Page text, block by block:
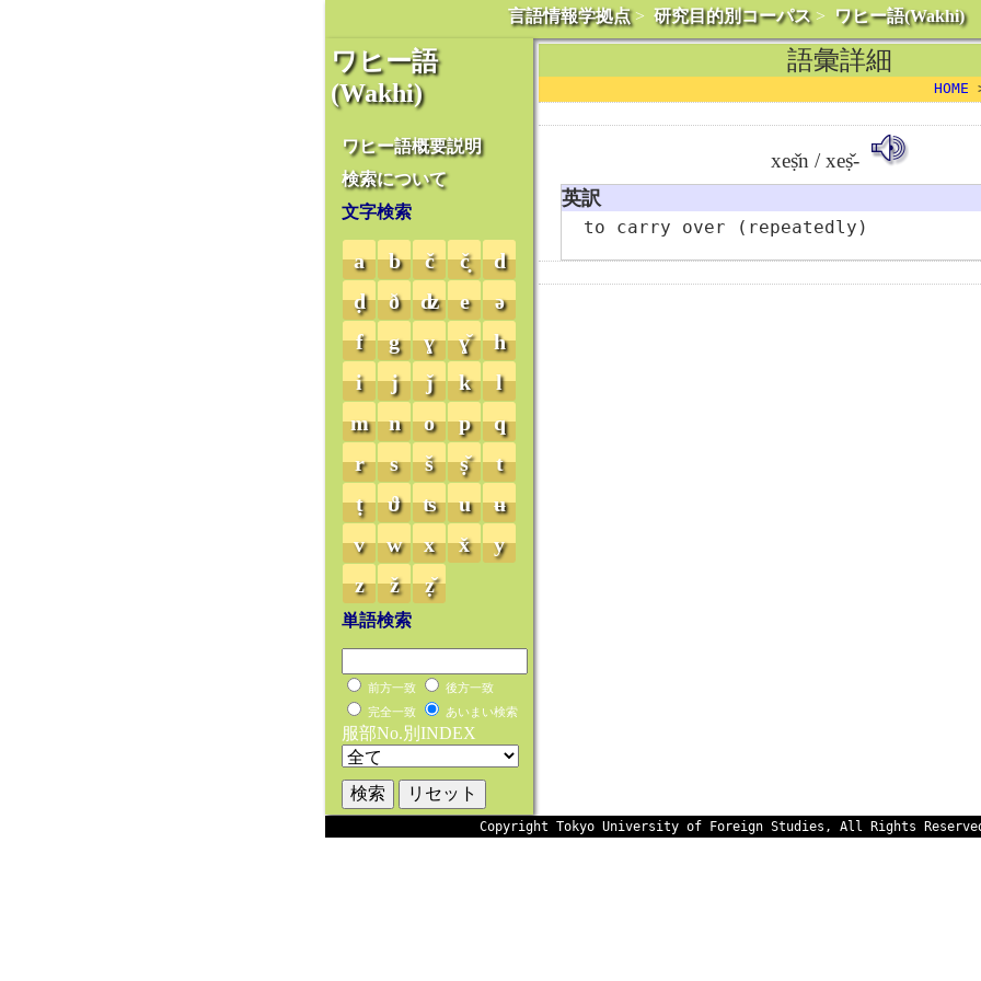
言語情報学拠点> 研究目的別コーパス> ワヒー語(Wakhi)
ワヒー語
(Wakhi)
ワヒー語概要説明
検索について
文字検索
a b č č̣
d
ḍ
ð ʣ e
ə
f
g ɣ ɣ̌
h
i
j ǰ k
l
m
n o p
q
r
s š ṣ̌
t
ṭ
ϑ ʦ u
ʉ
v
w x x̌
y
z
ž ẓ̌
単語検索
前方一致
後方一致
完全一致
あいまい検索
服部No.別INDEX
語彙詳細
HOME
xeṣ̌n / xeṣ̌-
英訳
to carry over (repeatedly)
Copyright Tokyo University of Foreign Studies, All Rights